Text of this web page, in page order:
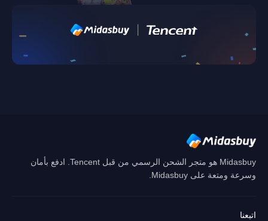
Midasbuy هو متجر الشحن الرسمي من قبل Tencent. ادفع بأمان
وسرعة ومتعة على Midasbuy.
اتبعنا